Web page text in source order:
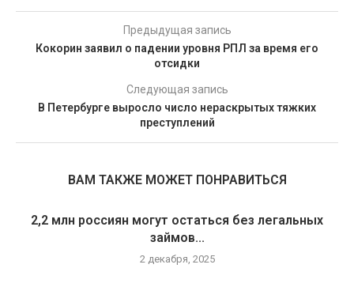
Предыдущая запись
Кокорин заявил о падении уровня РПЛ за время его
отсидки
Следующая запись
В Петербурге выросло число нераскрытых тяжких
преступлений
ВАМ ТАКЖЕ МОЖЕТ ПОНРАВИТЬСЯ
2,2 млн россиян могут остаться без легальных
займов...
2 декабря, 2025